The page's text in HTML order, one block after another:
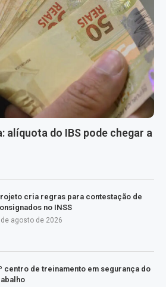
alíquota do IBS pode chegar a
cria regras para contestação de
no INSS
de agosto de 2026
centro de treinamento em segurança do